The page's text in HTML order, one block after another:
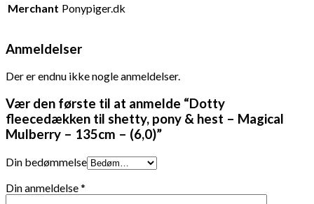
Merchant Ponypiger.dk
Anmeldelser
Der er endnu ikke nogle anmeldelser.
Vær den første til at anmelde “Dotty
fleecedækken til shetty, pony & hest – Magical
Mulberry – 135cm – (6,0)”
Din bedømmelse
Din anmeldelse*